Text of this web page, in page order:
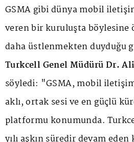
GSMA gibi dünya mobil
veren bir kuruluşta böylesine
daha üstlenmekten duyduğu
Turkcell Genel Müdürü Dr.
söyledi: "GSMA, mobil
aklı, ortak sesi ve en güçlü
platformu konumunda.
yılı aşkın süredir devam